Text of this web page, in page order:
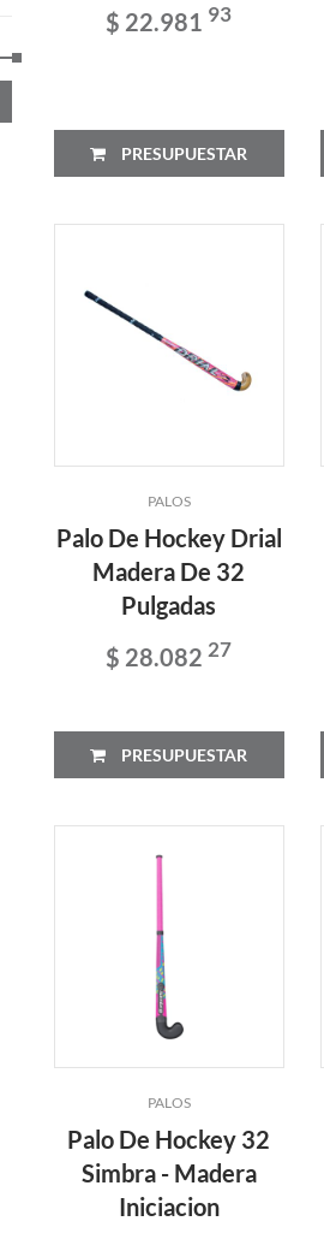
$ 22.981 93
PRESUPUESTAR
PALOS
Palo De Hockey Drial
Madera De 32
Pulgadas
$ 28.08227
PRESUPUESTAR
PALOS
Palo De Hockey 32
Simbra - Madera
Iniciacion